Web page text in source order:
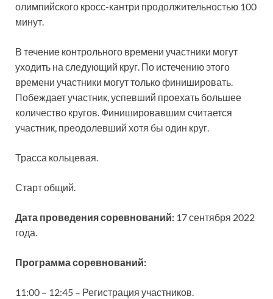
олимпийского кросс-кантри продолжительностью 100
минут.
В течение контрольного времени участники могут
уходить на следующий круг. По истечению этого
времени участники могут только финишировать.
Побеждает участник, успевший проехать большее
количество кругов. Финишировавшим считается
участник, преодолевший хотя бы один круг.
Трасса кольцевая.
Старт общий.
Дата проведения соревнований: 17 сентября 2022
года.
Программа соревнований:
11:00 – 12:45 – Регистрация участников.